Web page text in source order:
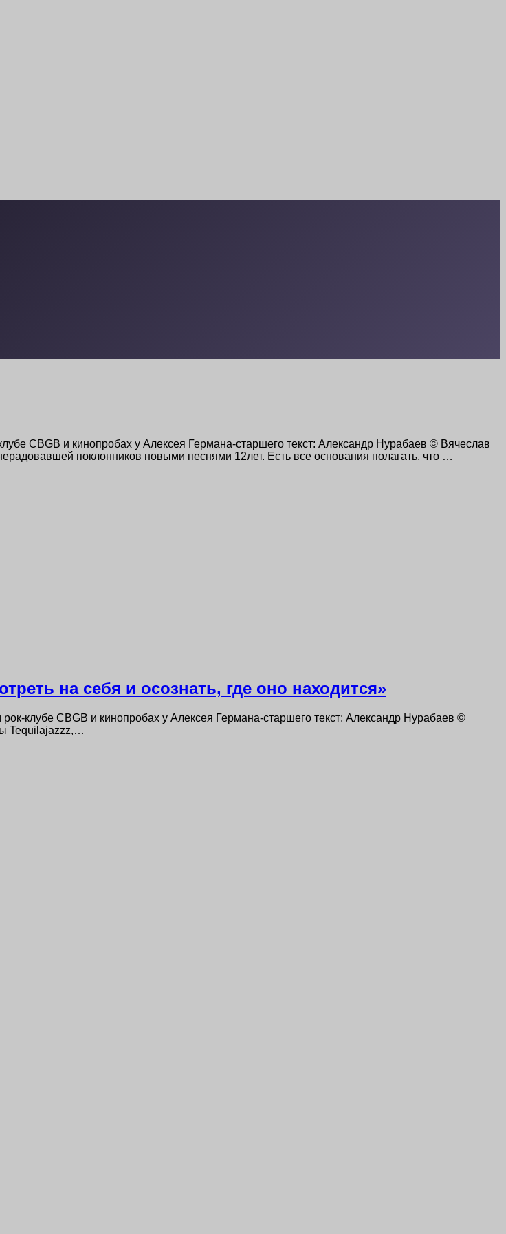
CBGB и кинопробах у Алексея Германа-старшего текст: Александр Нурабаев © Вячеслав
поклонников новыми песнями 12лет. Есть все основания полагать, что …
на себя и осознать, где оно находится»
клубе CBGB и кинопробах у Алексея Германа-старшего текст: Александр Нурабаев ©
Tequilajazzz,…